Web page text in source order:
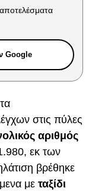
Google
στις πύλες
αριθμός
εκ των
βρέθηκε
με ταξίδι